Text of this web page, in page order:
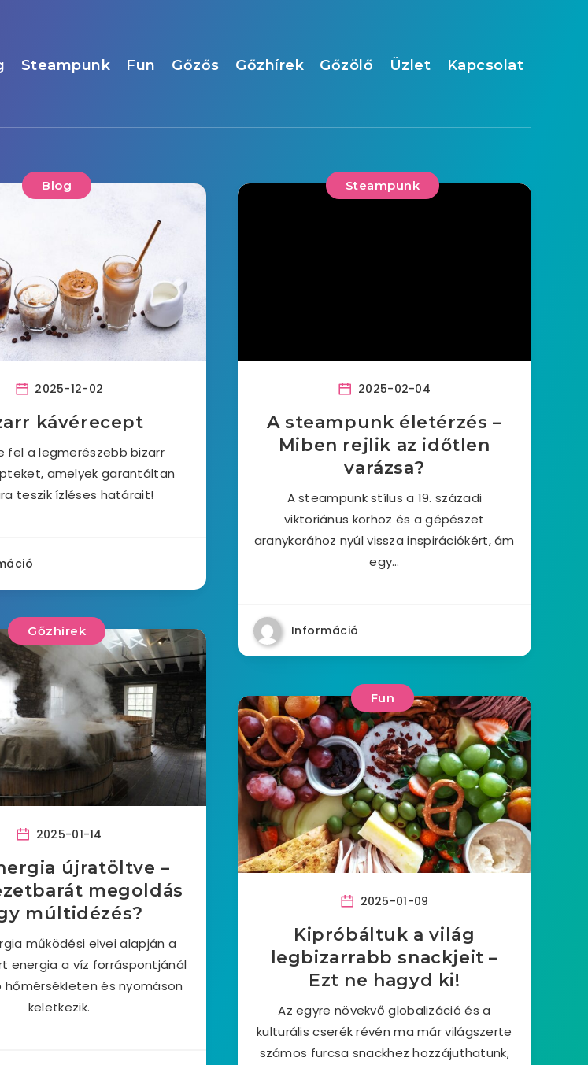
Steampunk Fun Gőzős Gőzhírek Gőzölő Üzlet Kapcsolat
Blog
2025-12-02
kávérecept
fel a legmerészebb bizarr
amelyek garantáltan
teszik ízléses határait!
Steampunk
2025-02-04
A steampunk életérzés –
Miben rejlik az időtlen
varázsa?
A steampunk stílus a 19. századi
viktoriánus korhoz és a gépészet
aranykorához nyúl vissza inspirációkért, ám
egy…
Információ
Gőzhírek
2025-01-14
újratöltve –
megoldás
múltidézés?
működési elvei alapján a
energia a víz forráspontjánál
és nyomáson
keletkezik.
Fun
2025-01-09
Kipróbáltuk a világ
legbizarrabb snackjeit –
Ezt ne hagyd ki!
Az egyre növekvő globalizáció és a
kulturális cserék révén ma már világszerte
számos furcsa snackhez hozzájuthatunk,